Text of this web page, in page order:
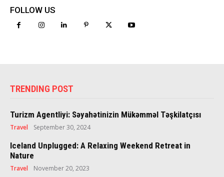
FOLLOW US
TRENDING POST
Turizm Agentliyi: Səyahətinizin Mükəmməl Təşkilatçısı
Travel September 30, 2024
Iceland Unplugged: A Relaxing Weekend Retreat in
Nature
Travel November 20, 2023